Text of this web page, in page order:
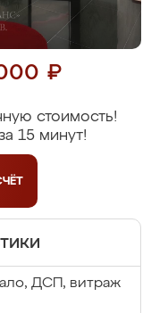
₽
стоимость!
15 минут!
ДСП, витраж